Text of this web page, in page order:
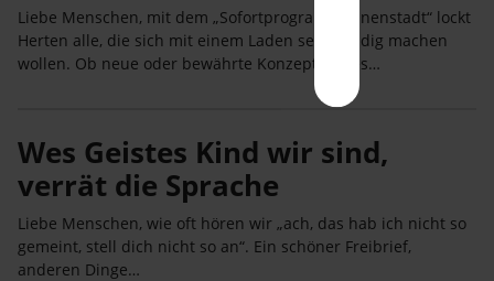
Liebe Menschen, mit dem „Sofortprogramm Innenstadt“ lockt
Herten alle, die sich mit einem Laden selbständig machen
wollen. Ob neue oder bewährte Konzepte, alles…
Wes Geistes Kind wir sind,
verrät die Sprache
Liebe Menschen, wie oft hören wir „ach, das hab ich nicht so
gemeint, stell dich nicht so an“. Ein schöner Freibrief,
anderen Dinge…